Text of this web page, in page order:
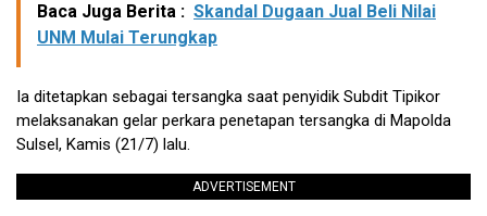
Baca Juga Berita : Skandal Dugaan Jual Beli Nilai
UNM Mulai Terungkap
Ia ditetapkan sebagai tersangka saat penyidik Subdit Tipikor
melaksanakan gelar perkara penetapan tersangka di Mapolda
Sulsel, Kamis (21/7) lalu.
ADVERTISEMENT